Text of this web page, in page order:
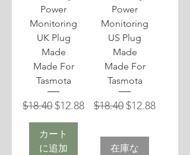
Power
Monitoring
UK Plug
Made
Made For
Tasmota
通常価格
$18.40 セール価格
$12.88
カート
に追加
Power
Monitoring
US Plug
Made
Made For
Tasmota
通常価格
$18.40 セール価格
$12.88
在庫な